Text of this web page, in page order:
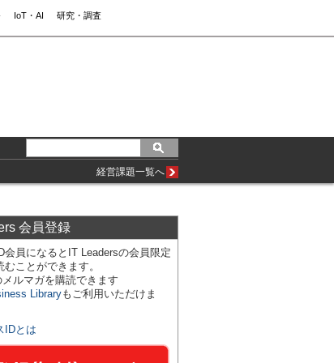
IoT・AI
研究・調査
経営課題一覧へ
会員登録
会員になるとIT Leadersの会員限定
ことができます。
メルマガを購読できます
Libraryもご利用いただけま
IDとは